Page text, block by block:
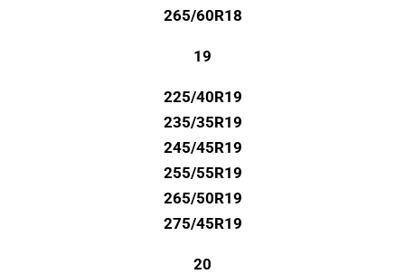
265/60R18
19
225/40R19
235/35R19
245/45R19
255/55R19
265/50R19
275/45R19
20